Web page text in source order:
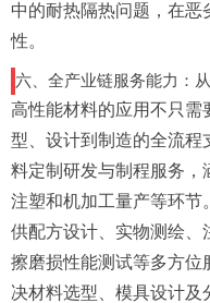
中的耐热隔热问题，在恶
性。
六、全产业链服务能力：
高性能材料的应用不只需
型、设计到制造的全流程
料定制研发与制程服务，
注塑和机加工量产等环节
供配方设计、实物测绘、
擦磨损性能测试等多方位
决材料选型、模具设计及